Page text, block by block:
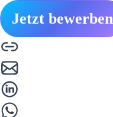
Jetzt bewerben